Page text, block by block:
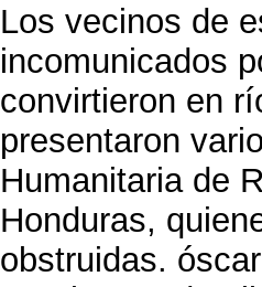
Los vecinos de
incomunicados
convirtieron en
presentaron
Humanitaria de
Honduras,
obstruidas.